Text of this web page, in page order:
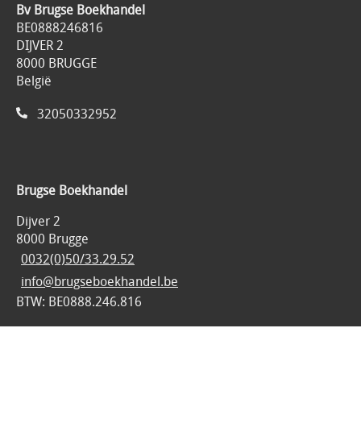
Bv Brugse Boekhandel
BE0888246816
DIJVER 2
8000 BRUGGE
België
32050332952
Brugse Boekhandel
Dijver 2
8000 Brugge
0032(0)50/33.29.52
info@brugseboekhandel.be
BTW: BE0888.246.816